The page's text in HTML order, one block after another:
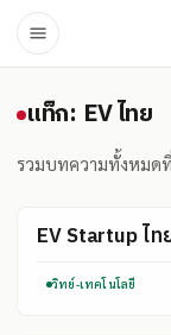
แท็ก: EV
แท็ก: EV ไทย
รวมบทความทั้งหมด
EV Startup ไท
วิทย์-เทคโนโลยี